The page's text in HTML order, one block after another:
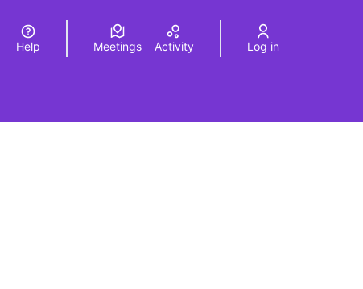
Elegir el idiomaChoose language
Help Meetings Activity Log in